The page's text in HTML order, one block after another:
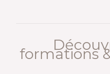
formations